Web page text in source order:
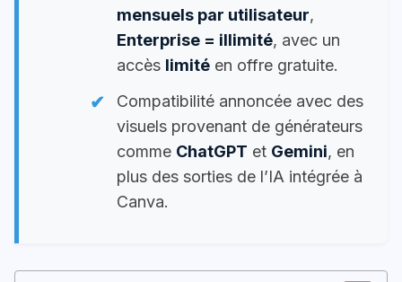
mensuels par utilisateur,
Enterprise = illimité, avec un
accès limité en offre gratuite.
Compatibilité annoncée avec des
visuels provenant de générateurs
comme ChatGPT et Gemini, en
plus des sorties de l’IA intégrée à
Canva.